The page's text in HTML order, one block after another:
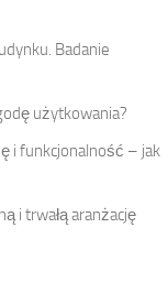
Badanie
użytkowania?
i funkcjonalność – jak
i trwałą aranżację